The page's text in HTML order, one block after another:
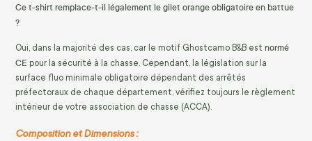
Ce t-shirt remplace-t-il légalement le gilet orange obligatoire en battue
?
Oui, dans la majorité des cas, car le motif Ghostcamo B&B est normé
CE pour la sécurité à la chasse. Cependant, la législation sur la
surface fluo minimale obligatoire dépendant des arrêtés
préfectoraux de chaque département, vérifiez toujours le règlement
intérieur de votre association de chasse (ACCA).
Composition et Dimensions :